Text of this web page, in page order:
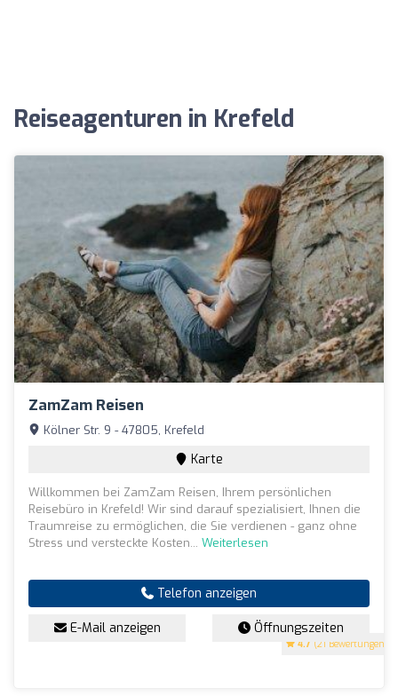
Reiseagenturen in Krefeld
ZamZam Reisen
4.7 (21 Bewertungen)
Kölner Str. 9 - 47805, Krefeld
Karte
Willkommen bei ZamZam Reisen, Ihrem persönlichen
Reisebüro in Krefeld! Wir sind darauf spezialisiert, Ihnen die
Traumreise zu ermöglichen, die Sie verdienen - ganz ohne
Stress und versteckte Kosten... Weiterlesen
Telefon anzeigen
E-Mail anzeigen Öffnungszeiten